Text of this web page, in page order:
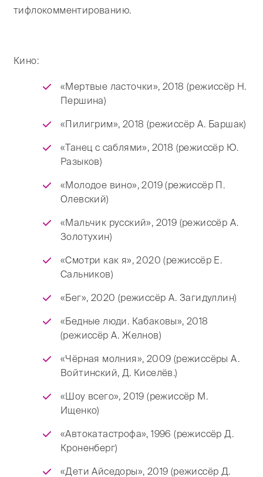
тифлокомментированию.
Кино:
«Мертвые ласточки», 2018 (режиссёр Н.
Першина)
«Пилигрим», 2018 (режиссёр А. Баршак)
«Танец с саблями», 2018 (режиссёр Ю.
Разыков)
«Молодое вино», 2019 (режиссёр П.
Олевский)
«Мальчик русский», 2019 (режиссёр А.
Золотухин)
«Смотри как я», 2020 (режиссёр Е.
Сальников)
«Бег», 2020 (режиссёр А. Загидуллин)
«Бедные люди. Кабаковы», 2018
(режиссёр А. Желнов)
«Чёрная молния», 2009 (режиссёры А.
Войтинский, Д. Киселёв.)
«Шоу всего», 2019 (режиссёр М.
Ищенко)
«Автокатастрофа», 1996 (режиссёр Д.
Кроненберг)
«Дети Айседоры», 2019 (режиссёр Д.